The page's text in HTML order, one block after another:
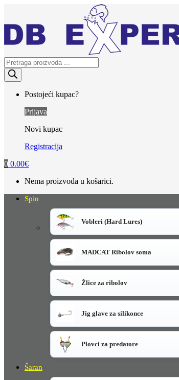
navigation
content
Products
search
Postojeći kupac?
Prijava
Novi kupac
Registracija
0 0.00€
Nema proizvoda u košarici.
Spin
Vobleri (Hard Lures)
MADCAT Ribolov soma
Žlice za ribolov
Jig glave za silikonce
Plovci za predatore
Šaran